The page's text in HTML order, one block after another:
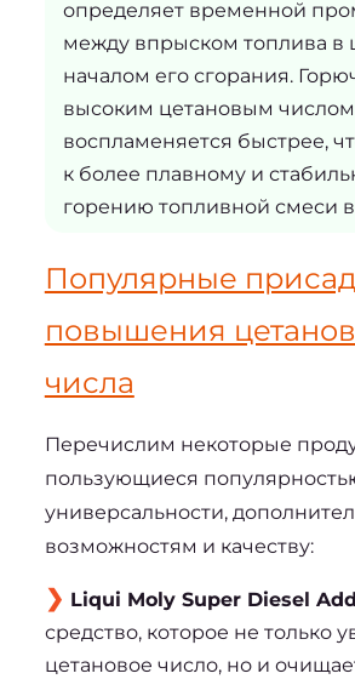
определяет временной
между впрыском топлива в
началом его сгорания.
высоким цетановым числом
воспламеняется быстрее,
к более плавному и
горению топливной смеси в
Популярные
повышения
числа
Перечислим некоторые
пользующиеся
универсальности,
возможностям и качеству:
Liqui Moly Super Diesel
средство, которое не только
цетановое число, но и